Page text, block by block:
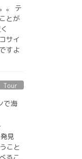
。 テ
とが
サイ
すよ
Tour
で海
見
こと